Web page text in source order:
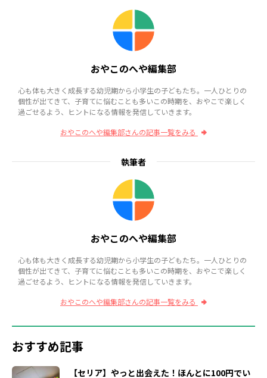
おやこのへや編集部
心も体も大きく成長する幼児期から小学生の子どもたち。一人ひとりの
個性が出てきて、子育てに悩むことも多いこの時期を、おやこで楽しく
過ごせるよう、ヒントになる情報を発信していきます。
おやこのへや編集部さんの記事一覧をみる
執筆者
おやこのへや編集部
心も体も大きく成長する幼児期から小学生の子どもたち。一人ひとりの
個性が出てきて、子育てに悩むことも多いこの時期を、おやこで楽しく
過ごせるよう、ヒントになる情報を発信していきます。
おやこのへや編集部さんの記事一覧をみる
おすすめ記事
【セリア】やっと出会えた！ほんとに100円でい